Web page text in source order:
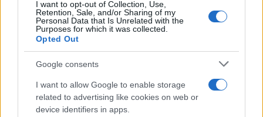
I want to opt-out of Collection, Use,
Retention, Sale, and/or Sharing of my
Personal Data that Is Unrelated with the
Purposes for which it was collected.
Opted Out
Google consents
I want to allow Google to enable storage
related to advertising like cookies on web or
device identifiers in apps.
b
o
o
k
te
r
re
st
s
A
p
re
Prossimo articolo
NOTIZIE RECENTI
Michelle Hunziker in Gallura, bella anche dal
vivo: un amico vip svela come fa